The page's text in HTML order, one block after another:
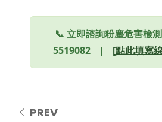
📞 立即諮詢粉塵危害檢
5519082
| [點此填寫
PREV